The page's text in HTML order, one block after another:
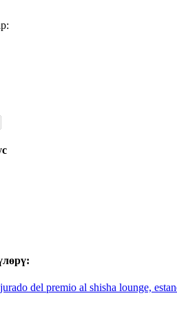
del premio al shisha lounge,